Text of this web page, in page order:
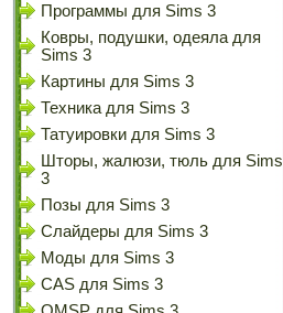
Программы для Sims 3
Ковры, подушки, одеяла для
Sims 3
Картины для Sims 3
Техника для Sims 3
Татуировки для Sims 3
Шторы, жалюзи, тюль для Sims
3
Позы для Sims 3
Слайдеры для Sims 3
Моды для Sims 3
CAS для Sims 3